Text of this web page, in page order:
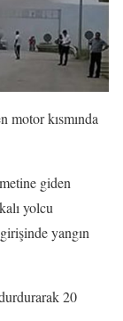
motor kısmında
giden
yolcu
yangın
20